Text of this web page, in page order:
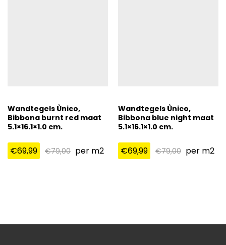
Wandtegels Ùnico,
Bibbona burnt red maat
5.1×16.1×1.0 cm.
€69,99 €79,00 per m2
Wandtegels Ùnico,
Bibbona blue night maat
5.1×16.1×1.0 cm.
€69,99 €79,00 per m2